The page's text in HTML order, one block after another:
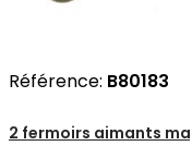
Référence: B80183
2 fermoirs aimants